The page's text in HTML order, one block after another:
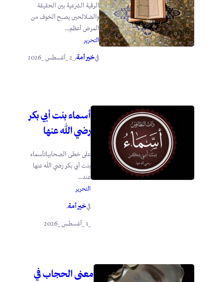
الرقية الشرعية بين الحقيقة
والضلالحين يصبح الخوف من
المرض أعظم...
التحرير
فيخير أمة.
أسماء بنت أبي بكر
رضي الله عنها
على خطى الصحابياتأسماء
بنت أبي بكر رضي الله عنها
عند...
التحرير
فيخير أمة.
_1 _أغسطس _2026
معنى الحجاب في